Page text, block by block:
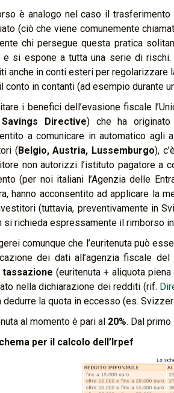
è analogo nel caso il trasferimento
(ciò che viene comunemente
chi persegue questa pratica
e si espone a tutta una serie di
anche in conti esteri per
conto in contanti (ad esempio durante
i benefici dell’evasione fiscale
Directive) che ha originato
a comunicare in automatico
(Belgio, Austria, Lussemburgo),
non autorizzi l’istituto pagatore a
(per noi italiani l’Agenzia delle
hanno acconsentito ad applicare la
(tuttavia, preventivamente in
si richieda espressamente il rimborso
comunque che l’euritenuta può
dei dati all’agenzia fiscale
tassazione (euritenuta + aliquota
nella dichiarazione dei redditi (rif.
dedurre la quota in eccesso (es.
al momento è pari al 20%. Dal
per il calcolo dell’Irpef